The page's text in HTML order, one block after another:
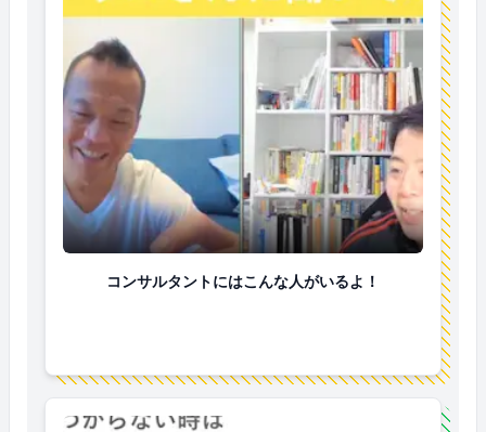
コンサルタントにはこんな人がいるよ！